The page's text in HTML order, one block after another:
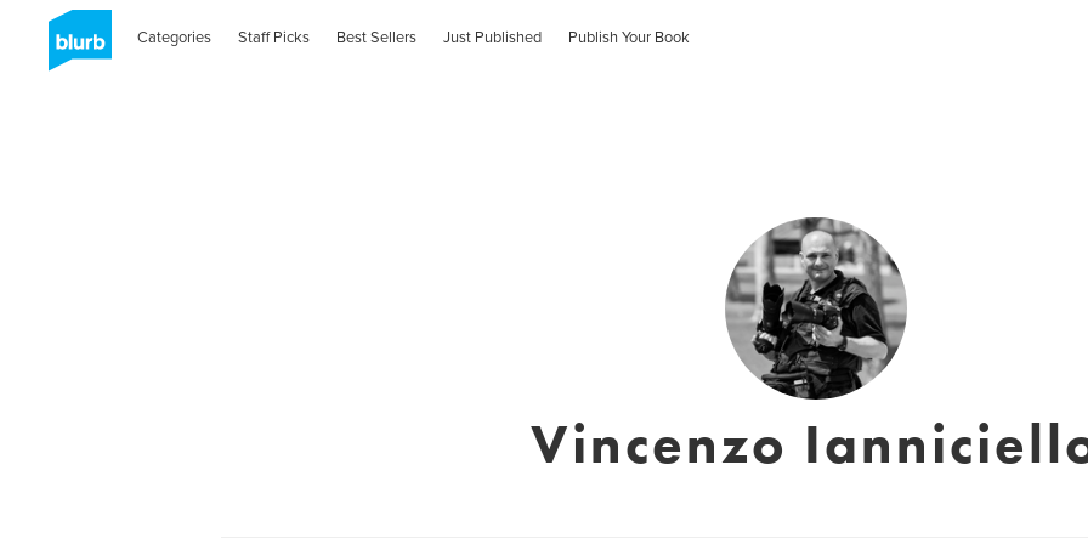
Categories Staff Picks Best Sellers Just Published Publish Your Book
Vincenzo